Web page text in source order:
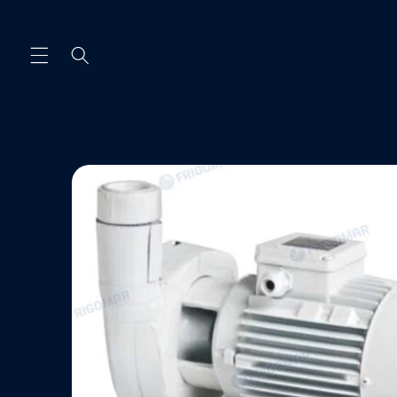
directamente
a la
del producto